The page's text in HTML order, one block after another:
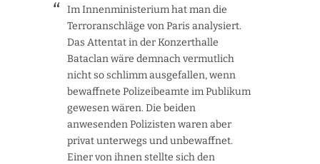
Im Innenministerium hat man die
Terroranschläge von Paris analysiert.
Das Attentat in der Konzerthalle
Bataclan wäre demnach vermutlich
nicht so schlimm ausgefallen, wenn
bewaffnete Polizeibeamte im Publikum
gewesen wären. Die beiden
anwesenden Polizisten waren aber
privat unterwegs und unbewaffnet.
Einer von ihnen stellte sich den